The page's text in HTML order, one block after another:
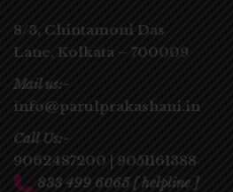
8/3, Chintamoni Das
Lane, Kolkata – 700009
Mail us:-
info@parulprakashani.in
Call Us:-
9062487200 | 9051161388
833 499 6065 [ helpline ]